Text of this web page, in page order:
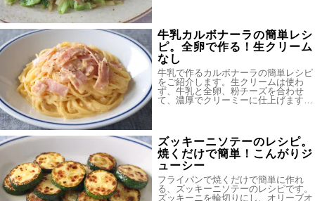
牛乳カルボナーラの簡単レシ
ピ。全卵で作る！生クリーム
なし
牛乳で作るカルボナーラの簡単レシピ
をご紹介します。生クリームは使わ
ず、牛乳と全卵、粉チーズを合わせ
て、濃厚でクリーミーに仕上げます…
ズッキーニソテーのレシピ。
焼くだけで簡単！こんがりジ
ューシー
フライパンで焼くだけで簡単に作れ
る、ズッキーニソテーのレシピです。
ズッキーニを輪切りにし、オリーブオ